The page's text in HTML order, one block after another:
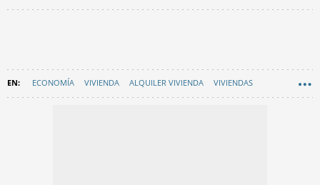
ECONOMÍA VIVIENDA ALQUILER VIVIENDA VIVIENDAS